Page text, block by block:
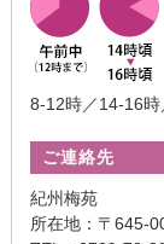
8-12時／14-16
ご連絡先
紀州梅苑
所在地：〒645-